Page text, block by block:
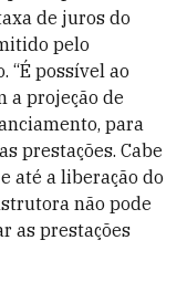
de juros do
pelo
“É possível ao
a projeção de
para
prestações. Cabe
até a liberação do
não pode
as prestações